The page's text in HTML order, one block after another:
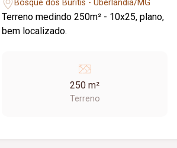
Bosque dos Buritis - Uberlândia/MG
Terreno medindo 250m² - 10x25, plano,
bem localizado.
250 m²
Terreno